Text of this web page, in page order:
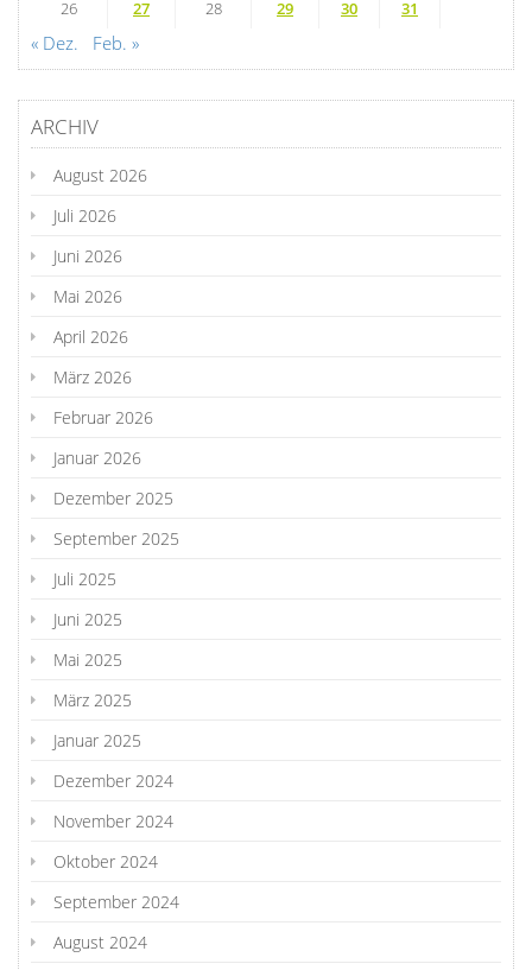
26 27 28 29 30 31
« Dez. Feb. »
ARCHIV
August 2026
Juli 2026
Juni 2026
Mai 2026
April 2026
März 2026
Februar 2026
Januar 2026
Dezember 2025
September 2025
Juli 2025
Juni 2025
Mai 2025
März 2025
Januar 2025
Dezember 2024
November 2024
Oktober 2024
September 2024
August 2024